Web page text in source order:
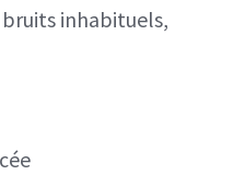
bruits inhabituels,